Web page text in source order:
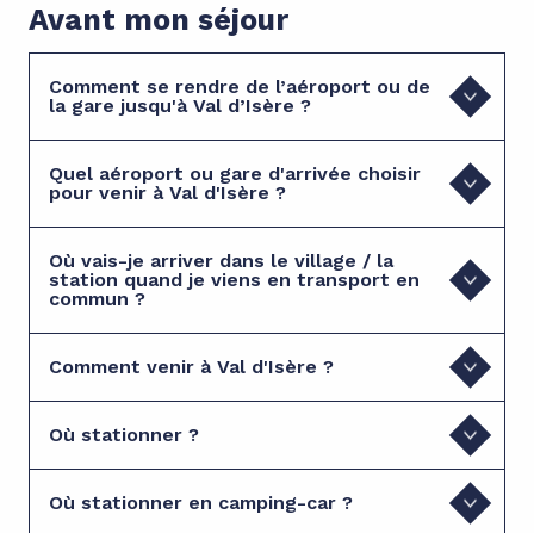
Avant mon séjour
Comment se rendre de l’aéroport ou de
la gare jusqu'à Val d’Isère ?
Quel aéroport ou gare d'arrivée choisir
pour venir à Val d'Isère ?
Où vais-je arriver dans le village / la
station quand je viens en transport en
commun ?
Comment venir à Val d'Isère ?
Où stationner ?
Où stationner en camping-car ?